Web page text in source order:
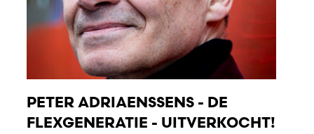
PETER ADRIAENSSENS - DE
FLEXGENERATIE - UITVERKOCHT!